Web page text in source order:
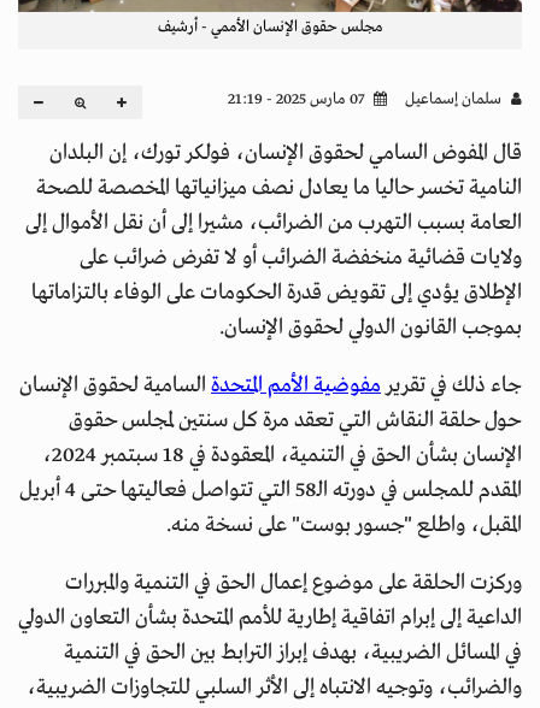
مجلس حقوق الإنسان الأممي - أرشيف
سلمان إسماعيل 07 مارس 2025 - 21:19
قال المفوض السامي لحقوق الإنسان، فولكر تورك، إن البلدان
النامية تخسر حاليا ما يعادل نصف ميزانياتها المخصصة للصحة
العامة بسبب التهرب من الضرائب، مشيرا إلى أن نقل الأموال إلى
ولايات قضائية منخفضة الضرائب أو لا تفرض ضرائب على
الإطلاق يؤدي إلى تقويض قدرة الحكومات على الوفاء بالتزاماتها
بموجب القانون الدولي لحقوق الإنسان.
جاء ذلك في تقريرمفوضية الأمم المتحدة السامية لحقوق الإنسان
حول حلقة النقاش التي تعقد مرة كل سنتين لمجلس حقوق
الإنسان بشأن الحق في التنمية، المعقودة في 18 سبتمبر 2024،
المقدم للمجلس في دورته الـ58 التي تتواصل فعاليتها حتى 4 أبريل
المقبل، واطلع "جسور بوست" على نسخة منه.
وركزت الحلقة على موضوع إعمال الحق في التنمية والمبررات
الداعية إلى إبرام اتفاقية إطارية للأمم المتحدة بشأن التعاون الدولي
في المسائل الضريبية، بهدف إبراز الترابط بين الحق في التنمية
والضرائب، وتوجيه الانتباه إلى الأثر السلبي للتجاوزات الضريبية،